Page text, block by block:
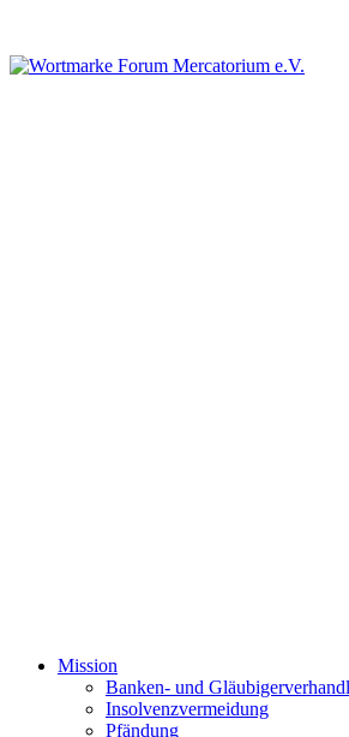
Mission
Banken- und
Insolvenzvermeidung
Pfändung